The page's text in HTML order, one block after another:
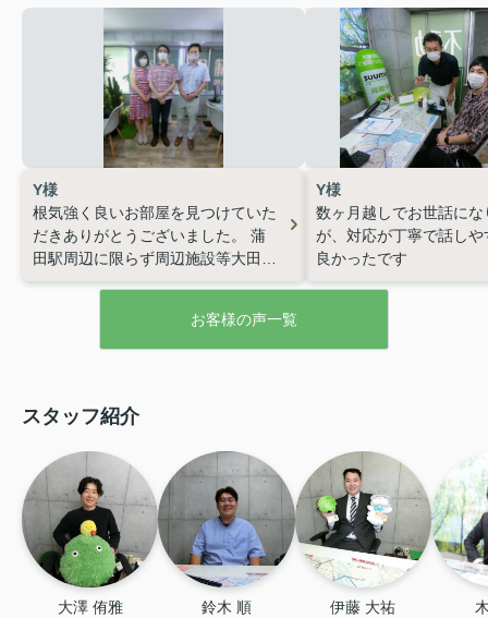
Y様
根気強く良いお部屋を見つけていた
だきありがとうございました。
蒲
田駅周辺に限らず周辺施設等大田区
Y様
数ヶ月越しでお世話にな
が、対応が丁寧で話しや
良かったです
お客様の声一覧
スタッフ紹介
大澤 侑雅 鈴木 順 伊藤 大祐